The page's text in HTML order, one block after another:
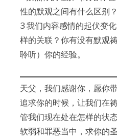
性的默观之间有什么区别？
3 我们内容感情的起伏变
样的关联？你有没有默观
聆听）你的经验。
天父，我们感谢你，愿你
追求你的时候，让我们在
管我们现在处在怎样的状
软弱和罪恶当中，求你的